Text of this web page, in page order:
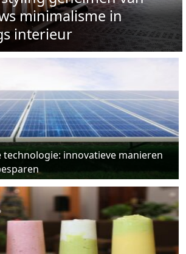
minimalisme in
interieur
technologie: innovatieve manieren